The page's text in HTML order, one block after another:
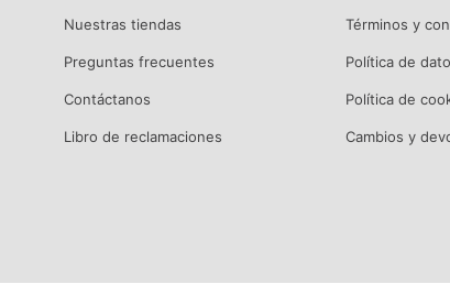
Nuestras tiendas
Preguntas frecuentes
Contáctanos
Libro de reclamaciones
Términos y
Política de
Política de
Cambios y